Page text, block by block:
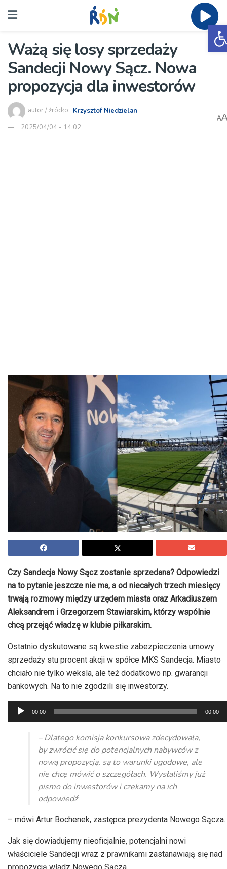
Ważą się losy sprzedaży
Sandecji Nowy Sącz. Nowa
propozycja dla inwestorów
autor / źródło: Krzysztof Niedzielan
2025/04/04 - 14:02
A
Czy Sandecja Nowy Sącz zostanie sprzedana? Odpowiedzi
na to pytanie jeszcze nie ma, a od niecałych trzech miesięcy
trwają rozmowy między urzędem miasta oraz Arkadiuszem
Aleksandrem i Grzegorzem Stawiarskim, którzy wspólnie
chcą przejąć władzę w klubie piłkarskim.
Ostatnio dyskutowane są kwestie zabezpieczenia umowy
sprzedaży stu procent akcji w spółce MKS Sandecja. Miasto
chciało nie tylko weksla, ale też dodatkowo np. gwarancji
bankowych. Na to nie zgodzili się inwestorzy.
Odtwarzacz
plików
dźwiękowych
00:00 00:00
– Dlatego komisja konkursowa zdecydowała,
by zwrócić się do potencjalnych nabywców z
nową propozycją, są to warunki ugodowe, ale
nie chcę mówić o szczegółach. Wysłaliśmy już
pismo do inwestorów i czekamy na ich
odpowiedź
– mówi Artur Bochenek, zastępca prezydenta Nowego Sącza.
Jak się dowiadujemy nieoficjalnie, potencjalni nowi
właściciele Sandecji wraz z prawnikami zastanawiają się nad